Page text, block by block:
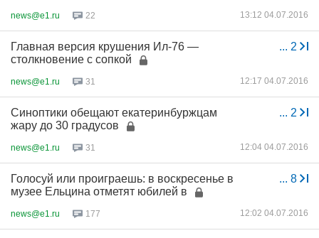
news@e1.ru 22 13:12 04.07.2016
... 2
Главная версия крушения Ил-76 —
столкновение с сопкой
news@e1.ru 31 12:17 04.07.2016
... 2
Синоптики обещают екатеринбуржцам
жару до 30 градусов
news@e1.ru 31 12:04 04.07.2016
... 8
Голосуй или проиграешь: в воскресенье в
музее Ельцина отметят юбилей в
news@e1.ru 177 12:02 04.07.2016